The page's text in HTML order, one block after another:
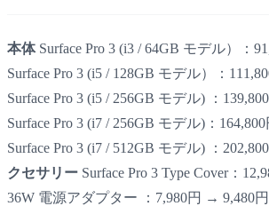
本体Surface Pro 3 (i3 / 64GB モデル）：
Surface Pro 3 (i5 / 128GB モデル）：
Surface Pro 3 (i5 / 256GB モデル) ：
Surface Pro 3 (i7 / 256GB モデル)：
Surface Pro 3 (i7 / 512GB モデル) ：
クセサリー Surface Pro 3 Type Cover：
36W 電源アダプター ：7,980円 → 9,480円